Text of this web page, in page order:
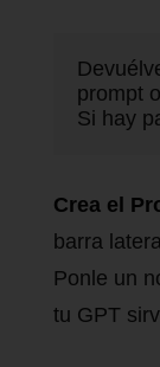
prompt
Si hay
Crea el
barra
Ponle un
tu GPT